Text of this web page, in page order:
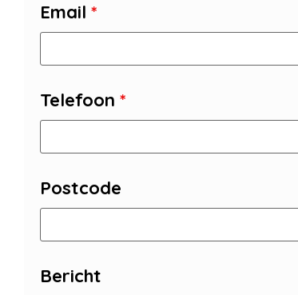
Email *
Telefoon *
Postcode
Bericht